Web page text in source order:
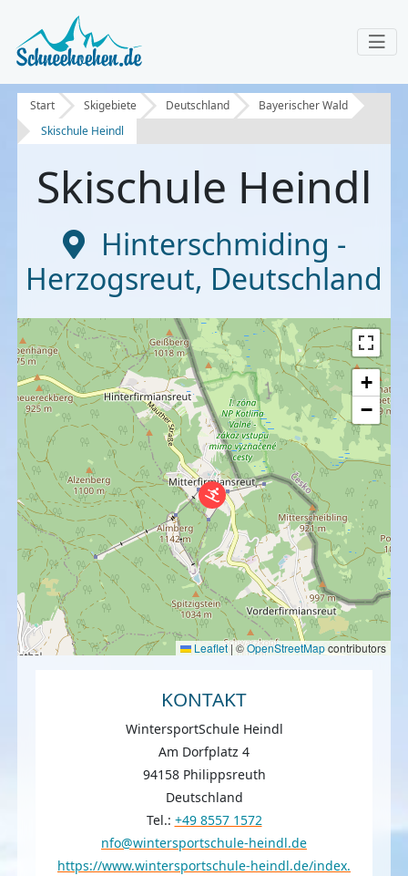
Start Skigebiete Deutschland
Bayerischer Wald
Skischule Heindl
Skischule Heindl
Hinterschmiding -
Herzogsreut, Deutschland
+
−
Leaflet| ©OpenStreetMapcontributors
KONTAKT
WintersportSchule Heindl
Am Dorfplatz 4
94158 Philippsreuth
Deutschland
Tel.: +49 8557 1572
nfo@wintersportschule-heindl.de
https://www.wintersportschule-heindl.de/index.